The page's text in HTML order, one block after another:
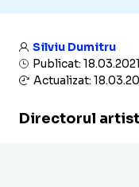
Silviu Dumitru
Publicat:
Actualizat:
Directorul